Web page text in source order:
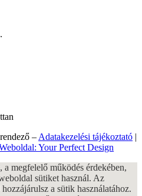
– Adatakezelési tájékoztató |
Your Perfect Design
megfelelő működés érdekében,
sütiket használ. Az
a sütik használatához.